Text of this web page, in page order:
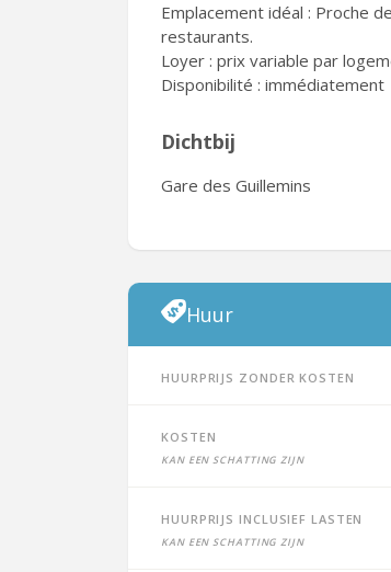
Emplacement idéal : Proche
restaurants.
Loyer : prix variable par
Disponibilité : immédiatement
Dichtbij
Gare des Guillemins
Huur
Huurprijs zonder kosten
Kosten
Kan een schatting zijn
Huurprijs inclusief lasten
Kan een schatting zijn